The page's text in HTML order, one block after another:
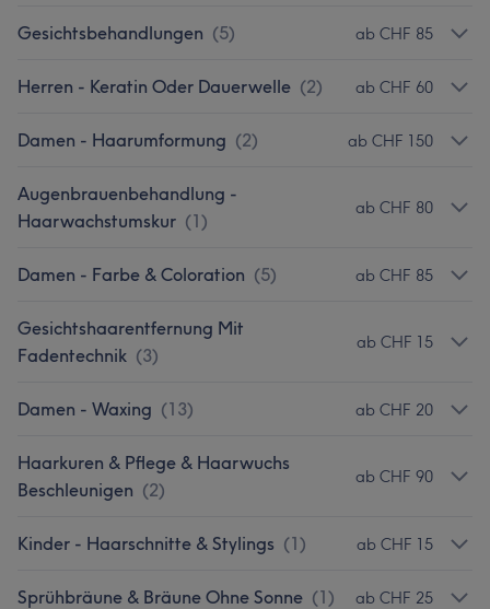
Gesichtsbehandlungen (5) ab CHF 85
Herren - Keratin Oder Dauerwelle (2) ab CHF 60
Damen - Haarumformung (2) ab CHF 150
Augenbrauenbehandlung -
Haarwachstumskur (1)
ab CHF 80
Damen - Farbe & Coloration (5) ab CHF 85
Gesichtshaarentfernung Mit
Fadentechnik (3)
ab CHF 15
Damen - Waxing (13) ab CHF 20
Haarkuren & Pflege & Haarwuchs
Beschleunigen (2)
ab CHF 90
Kinder - Haarschnitte & Stylings (1) ab CHF 15
Sprühbräune & Bräune Ohne Sonne (1) ab CHF 25